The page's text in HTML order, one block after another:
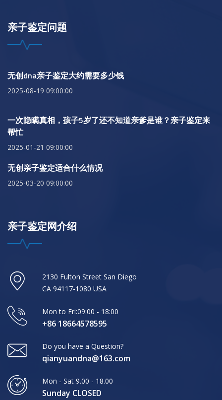
亲子鉴定问题
无创dna亲子鉴定大约需要多少钱
2025-08-19 09:00:00
一次隐瞒真相，孩子5岁了还不知道亲爹是谁？亲子鉴定来
帮忙
2025-01-21 09:00:00
无创亲子鉴定适合什么情况
2025-03-20 09:00:00
亲子鉴定网介绍
2130 Fulton Street San Diego
CA 94117-1080 USA
Mon to Fri:09:00 - 18:00
+86 18664578595
Do you have a Question?
qianyuandna@163.com
Mon - Sat 9.00 - 18.00
Sunday CLOSED